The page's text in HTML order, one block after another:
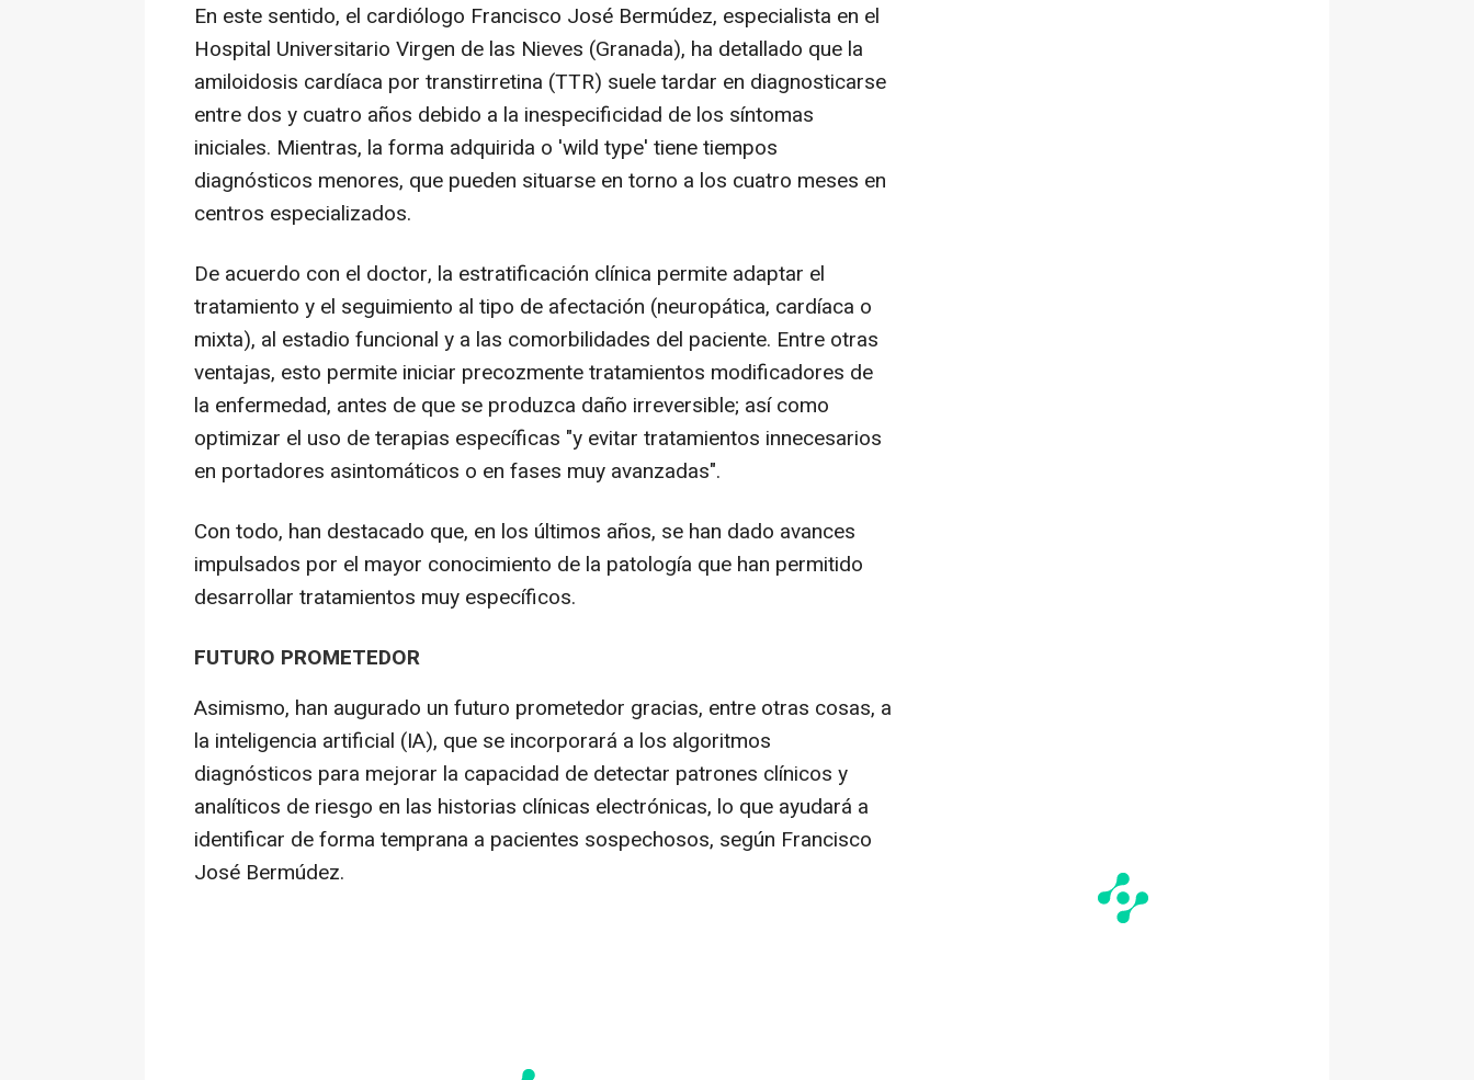
En este sentido, el cardiólogo Francisco José Bermúdez, especialista en el
Hospital Universitario Virgen de las Nieves (Granada), ha detallado que la
amiloidosis cardíaca por transtirretina (TTR) suele tardar en diagnosticarse
entre dos y cuatro años debido a la inespecificidad de los síntomas
iniciales. Mientras, la forma adquirida o 'wild type' tiene tiempos
diagnósticos menores, que pueden situarse en torno a los cuatro meses en
centros especializados.
De acuerdo con el doctor, la estratificación clínica permite adaptar el
tratamiento y el seguimiento al tipo de afectación (neuropática, cardíaca o
mixta), al estadio funcional y a las comorbilidades del paciente. Entre otras
ventajas, esto permite iniciar precozmente tratamientos modificadores de
la enfermedad, antes de que se produzca daño irreversible; así como
optimizar el uso de terapias específicas "y evitar tratamientos innecesarios
en portadores asintomáticos o en fases muy avanzadas".
Con todo, han destacado que, en los últimos años, se han dado avances
impulsados por el mayor conocimiento de la patología que han permitido
desarrollar tratamientos muy específicos.
FUTURO PROMETEDOR
Asimismo, han augurado un futuro prometedor gracias, entre otras cosas, a
la inteligencia artificial (IA), que se incorporará a los algoritmos
diagnósticos para mejorar la capacidad de detectar patrones clínicos y
analíticos de riesgo en las historias clínicas electrónicas, lo que ayudará a
identificar de forma temprana a pacientes sospechosos, según Francisco
José Bermúdez.